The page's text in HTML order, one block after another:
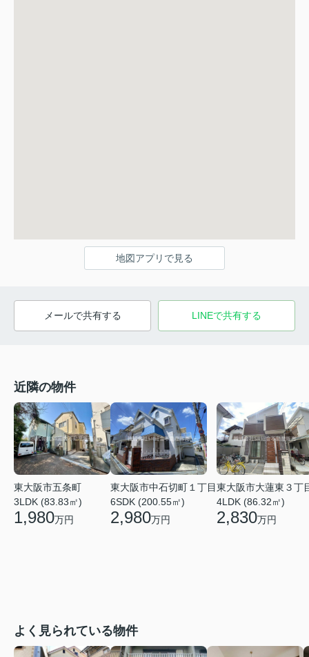
地図アプリで見る
メールで共有する LINEで共有する
近隣の物件
東大阪市五条町
3LDK (83.83㎡)
1,980万円
東大阪市中石切町１丁目
6SDK (200.55㎡)
2,980万円
東大阪市大蓮東３丁
4LDK (86.32㎡)
2,830万円
よく見られている物件